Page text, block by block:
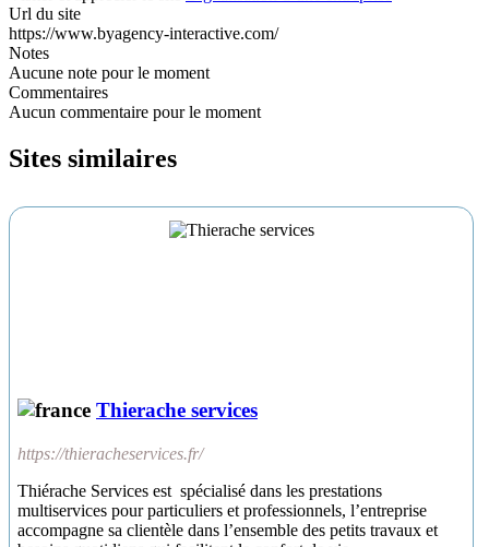
Url du site
https://www.byagency-interactive.com/
Notes
Aucune note pour le moment
Commentaires
Aucun commentaire pour le moment
Sites similaires
Thierache services
https://thieracheservices.fr/
Thiérache Services est spécialisé dans les prestations
multiservices pour particuliers et professionnels, l’entreprise
accompagne sa clientèle dans l’ensemble des petits travaux et